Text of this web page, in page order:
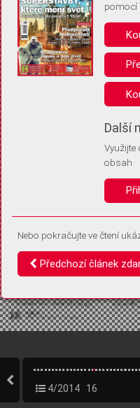
Pro základní fungování webu
(tzv. cookies apod.). Rádi
uložením volitelných informací:
Anonymní unikátní ID
Díky němu příště poznáme, že
Identifikátor je zcela anonymní.
Vaše souhlasy a odmítnutí si
vás už příště znovu neptali.
4/2014 16
pomocí
Další
obsah
Nebo pokračujte ve čtení
Předchozí článek